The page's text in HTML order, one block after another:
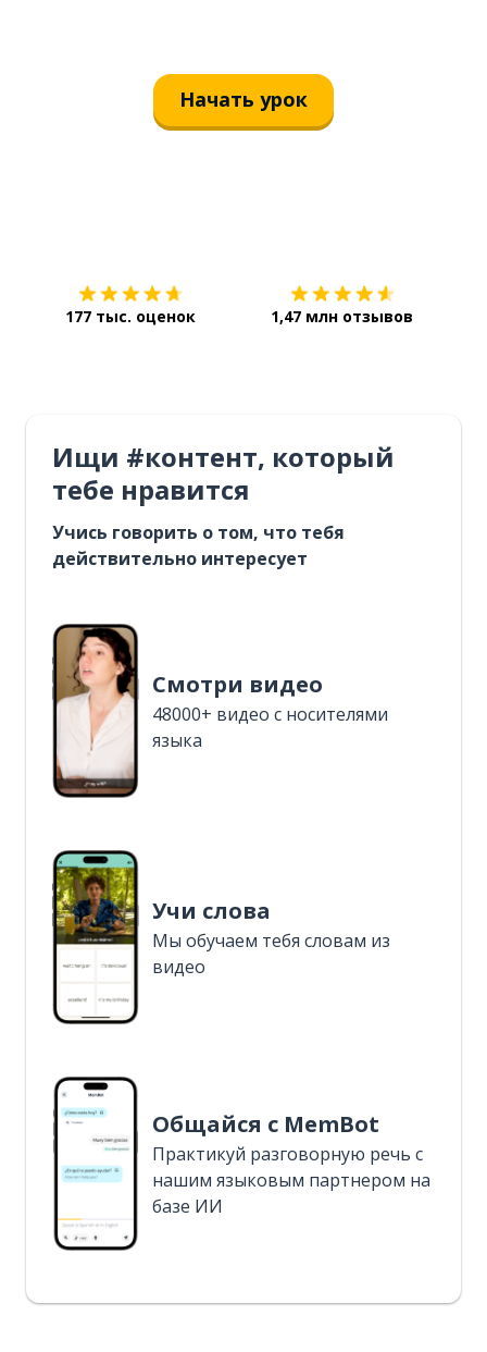
Начать урок
177 тыс. оценок 1,47 млн отзывов
Ищи #контент, который
тебе нравится
Учись говорить о том, что тебя
действительно интересует
Смотри видео
48000+ видео с носителями
языка
Учи слова
Мы обучаем тебя словам из
видео
Общайся с MemBot
Практикуй разговорную речь с
нашим языковым партнером на
базе ИИ